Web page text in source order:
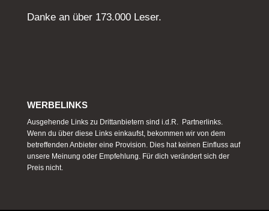
Danke an über 173.000 Leser.
WERBELINKS
Ausgehende Links zu Drittanbietern sind i.d.R. Partnerlinks.
Wenn du über diese Links einkaufst, bekommen wir von dem
betreffenden Anbieter eine Provision. Dies hat keinen Einfluss auf
unsere Meinung oder Empfehlung. Für dich verändert sich der
Preis nicht.